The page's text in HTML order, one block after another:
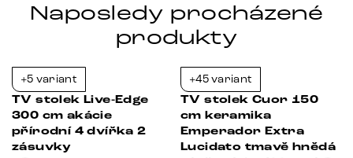
Naposledy procházené
produkty
+5 variant
TV stolek Live-Edge
300 cm akácie
přírodní 4 dvířka 2
zásuvky
Bestseller
+45 variant
TV stolek Cuor 150
cm keramika
Emperador Extra
Lucidato tmavě hnědá